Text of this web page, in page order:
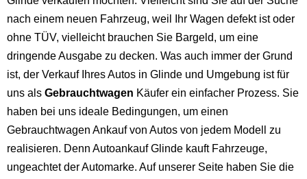
nach einem neuen Fahrzeug, weil Ihr Wagen defekt ist oder
ohne TÜV, vielleicht brauchen Sie Bargeld, um eine
dringende Ausgabe zu decken. Was auch immer der Grund
ist, der Verkauf Ihres Autos in Glinde und Umgebung ist für
uns als Gebrauchtwagen Käufer ein einfacher Prozess. Sie
haben bei uns ideale Bedingungen, um einen
Gebrauchtwagen Ankauf von Autos von jedem Modell zu
realisieren. Denn Autoankauf Glinde kauft Fahrzeuge,
ungeachtet der Automarke. Auf unserer Seite haben Sie die